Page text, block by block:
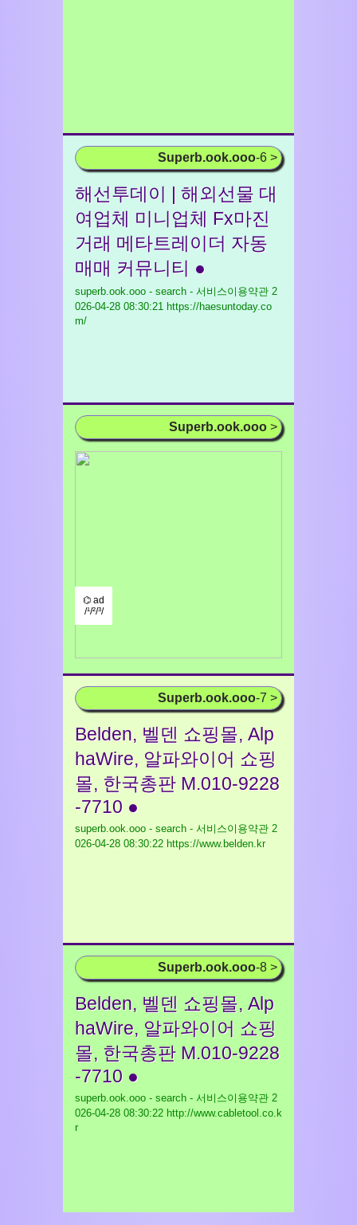
Superb.ook.ooo-6 >
해선투데이 | 해외선물 대
여업체 미니업체 Fx마진
거래 메타트레이더 자동
매매 커뮤니티 ●
superb.ook.ooo - search - 서비스이용약관 2
026-04-28 08:30:21 https://haesuntoday.co
m/
Superb.ook.ooo >
⌬ ad
/¹/²/³/
Superb.ook.ooo-7 >
Belden, 벨덴 쇼핑몰, Alp
haWire, 알파와이어 쇼핑
몰, 한국총판 M.010-9228
-7710 ●
superb.ook.ooo - search - 서비스이용약관 2
026-04-28 08:30:22 https://www.belden.kr
Superb.ook.ooo-8 >
Belden, 벨덴 쇼핑몰, Alp
haWire, 알파와이어 쇼핑
몰, 한국총판 M.010-9228
-7710 ●
superb.ook.ooo - search - 서비스이용약관 2
026-04-28 08:30:22 http://www.cabletool.co.k
r